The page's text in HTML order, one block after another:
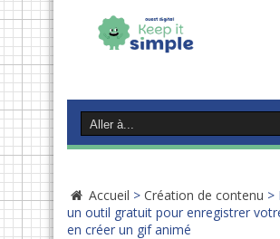
Accueil > Création de contenu >
un outil gratuit pour enregistrer
en créer un gif animé